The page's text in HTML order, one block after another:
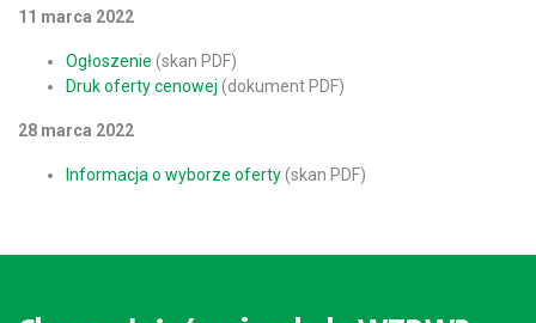
11 marca 2022
Ogłoszenie (skan PDF)
Druk oferty cenowej (dokument PDF)
28 marca 2022
Informacja o wyborze oferty(skan PDF)